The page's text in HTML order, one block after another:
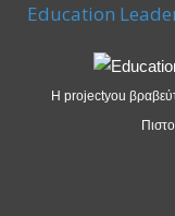
Education
Η projectyou